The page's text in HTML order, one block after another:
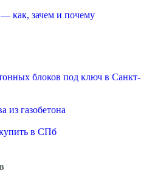
как, зачем и почему
блоков под ключ в Санкт-
из газобетона
в СПб